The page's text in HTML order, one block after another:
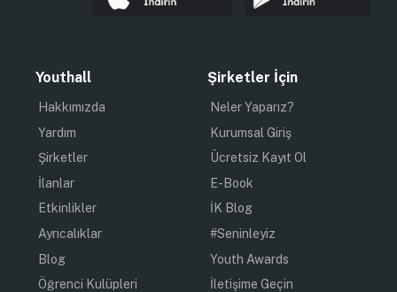
Youthall
Hakkımızda
Yardım
Şirketler
İlanlar
Etkinlikler
Ayrıcalıklar
Blog
Öğrenci Kulüpleri
Şirketler İçin
Neler Yaparız?
Kurumsal Giriş
Ücretsiz Kayıt Ol
E-Book
İK Blog
#Seninleyiz
Youth Awards
İletişime Geçin